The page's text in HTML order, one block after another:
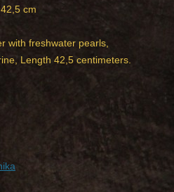
cm
with freshwater pearls,
Length 42,5 centimeters.